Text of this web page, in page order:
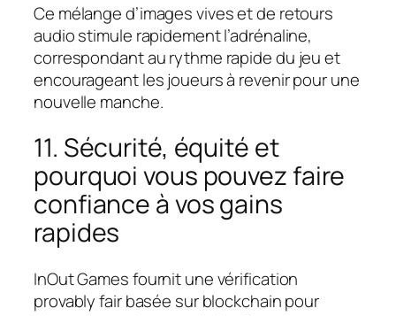
Ce mélange d’images vives et de retours
audio stimule rapidement l’adrénaline,
correspondant au rythme rapide du jeu et
encourageant les joueurs à revenir pour une
nouvelle manche.
11. Sécurité, équité et
pourquoi vous pouvez faire
confiance à vos gains
rapides
InOut Games fournit une vérification
provably fair basée sur blockchain pour